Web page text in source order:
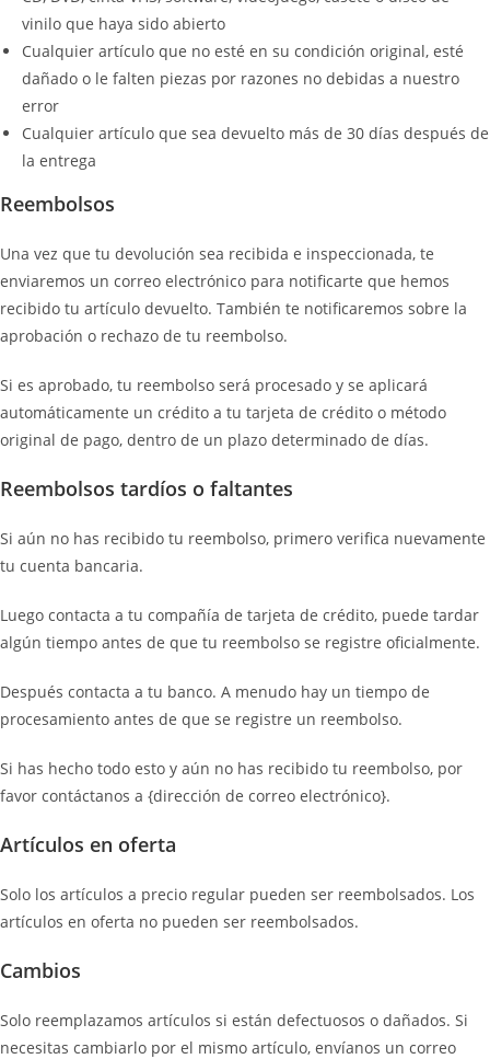
vinilo que haya sido abierto
Cualquier artículo que no esté en su condición original, esté
dañado o le falten piezas por razones no debidas a nuestro
error
Cualquier artículo que sea devuelto más de 30 días después de
la entrega
Reembolsos
Una vez que tu devolución sea recibida e inspeccionada, te
enviaremos un correo electrónico para notificarte que hemos
recibido tu artículo devuelto. También te notificaremos sobre la
aprobación o rechazo de tu reembolso.
Si es aprobado, tu reembolso será procesado y se aplicará
automáticamente un crédito a tu tarjeta de crédito o método
original de pago, dentro de un plazo determinado de días.
Reembolsos tardíos o faltantes
Si aún no has recibido tu reembolso, primero verifica nuevamente
tu cuenta bancaria.
Luego contacta a tu compañía de tarjeta de crédito, puede tardar
algún tiempo antes de que tu reembolso se registre oficialmente.
Después contacta a tu banco. A menudo hay un tiempo de
procesamiento antes de que se registre un reembolso.
Si has hecho todo esto y aún no has recibido tu reembolso, por
favor contáctanos a {dirección de correo electrónico}.
Artículos en oferta
Solo los artículos a precio regular pueden ser reembolsados. Los
artículos en oferta no pueden ser reembolsados.
Cambios
Solo reemplazamos artículos si están defectuosos o dañados. Si
necesitas cambiarlo por el mismo artículo, envíanos un correo